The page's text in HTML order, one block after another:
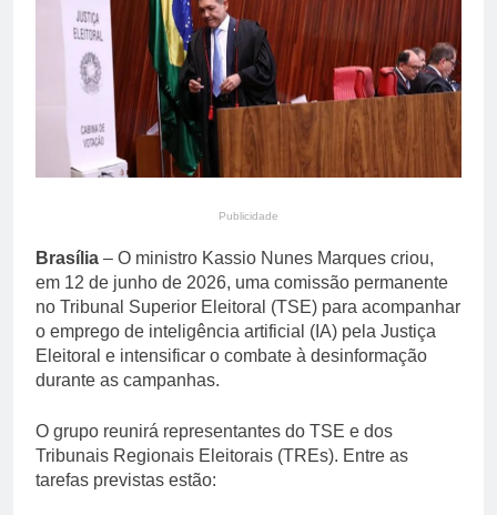
propriedade privada após
protestos em Buenos
Aires
23 Minutos Ago
Apollo compra EasyJet
por £ 5,7 bilhões e
redesenha mercado de
baixo custo na Europa
23 Minutos Ago
Publicidade
Brasília – O ministro Kassio Nunes Marques criou,
em 12 de junho de 2026, uma comissão permanente
no Tribunal Superior Eleitoral (TSE) para acompanhar
o emprego de inteligência artificial (IA) pela Justiça
Eleitoral e intensificar o combate à desinformação
durante as campanhas.
O grupo reunirá representantes do TSE e dos
Tribunais Regionais Eleitorais (TREs). Entre as
tarefas previstas estão: